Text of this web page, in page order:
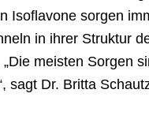
Isoflavone sorgen
in ihrer Struktur
meisten Sorgen
sagt Dr. Britta